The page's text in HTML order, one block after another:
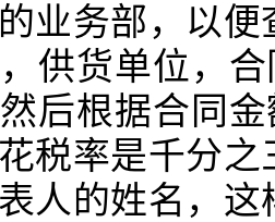
业务部，以
供货单位，
后根据合同
税率是千分
人的姓名，